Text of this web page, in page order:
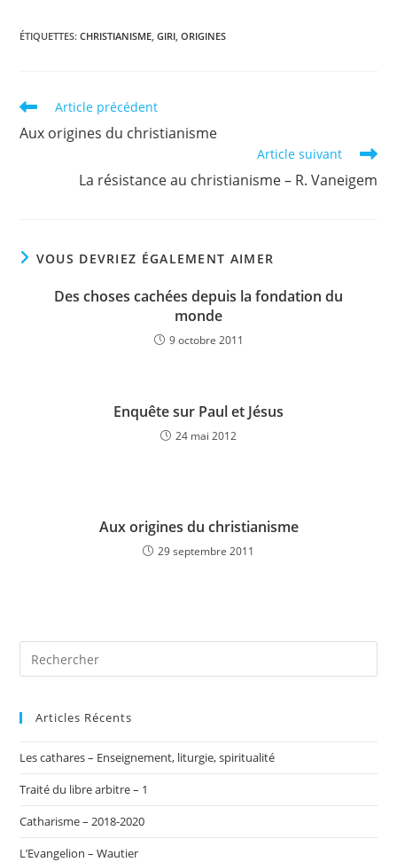
ÉTIQUETTES:CHRISTIANISME, GIRI, ORIGINES
Read
articles
Article précédent
Aux origines du christianisme
Article suivant
La résistance au christianisme – R. Vaneigem
VOUS DEVRIEZ ÉGALEMENT AIMER
Des choses cachées depuis la fondation du
monde
9 octobre 2011
Enquête sur Paul et Jésus
24 mai 2012
Aux origines du christianisme
29 septembre 2011
Articles Récents
Les cathares – Enseignement, liturgie, spiritualité
Traité du libre arbitre – 1
Catharisme – 2018-2020
L’Evangelion – Wautier